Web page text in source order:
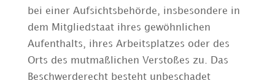
bei einer Aufsichtsbehörde, insbesondere in
dem Mitgliedstaat ihres gewöhnlichen
Aufenthalts, ihres Arbeitsplatzes oder des
Orts des mutmaßlichen Verstoßes zu. Das
Beschwerderecht besteht unbeschadet